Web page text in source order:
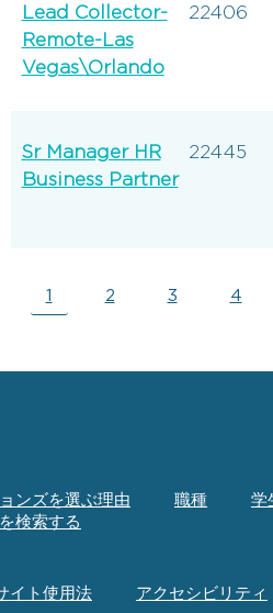
Lead Collector-
Remote-Las
Vegas\Orlando
22406
Sr Manager HR
Business Partner
22445
1 2 3 4
ンズを選ぶ理由 職種 学
検索する
イト使用法 アクセシビリティ